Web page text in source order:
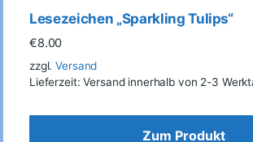
Lesezeichen „Sparkling Tulips“
€8.00
zzgl.Versand
Lieferzeit: Versand innerhalb von 2-3
Zum Produkt